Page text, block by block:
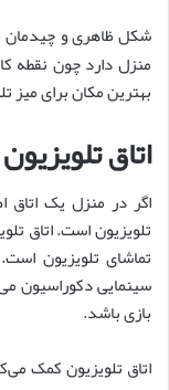
شکل ظاهری و چیدمان
منزل دارد چون نقطه
بهترین مکان برای
اتاق
اگر در منزل یک اتاق
تلویزیون است. اتاق
تماشای تلویزیون
سینمایی دکوراسیون
بازی باشد.
اتاق تلویزیون کمک